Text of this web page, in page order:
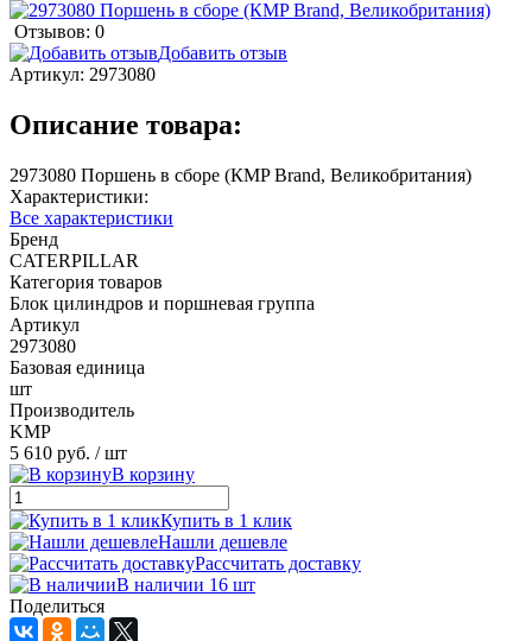
Отзывов: 0
Добавить отзыв
Артикул: 2973080
Описание товара:
2973080 Поршень в сборе (КMP Brand, Великобритания)
Характеристики:
Все характеристики
Бренд
CATERPILLAR
Категория товаров
Блок цилиндров и поршневая группа
Артикул
2973080
Базовая единица
шт
Производитель
KMP
5 610 руб. / шт
В корзину
Купить в 1 клик
Нашли дешевле
Рассчитать доставку
В наличии 16 шт
Поделиться